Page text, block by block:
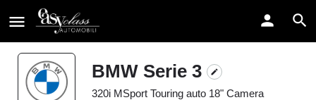
BMW Serie 3
320i MSport Touring auto 18" Camera